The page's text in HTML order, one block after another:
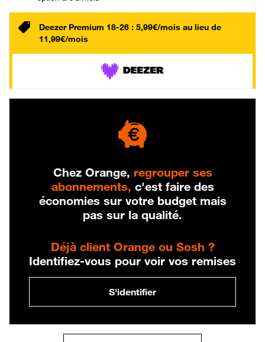
Deezer Premium 18-26 : 5,99€/mois au lieu de
11,99€/mois
Chez Orange, regrouper ses
abonnements, c'est faire des
économies sur votre budget mais
pas sur la qualité.
Déjà client Orange ou Sosh ?
Identifiez-vous pour voir vos remises
S'identifier